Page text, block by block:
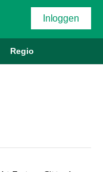
Inloggen
Regio